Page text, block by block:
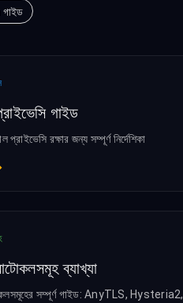
গাইড
প্রাইভেসি রক্ষার জন্য সম্পূর্ণ নির্দেশিকা
ব্যাখ্যা
সম্পূর্ণ গাইড: AnyTLS, Hysteria2,